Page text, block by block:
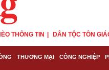
THÔNG TIN DÂN TỘC TÔN
THƯƠNG MẠI CÔNG NGHIỆP